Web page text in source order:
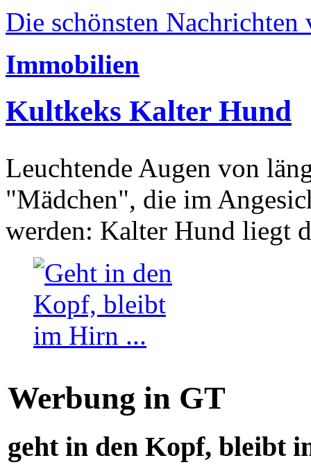
Die schönsten Nachrichten
Immobilien
Kultkeks Kalter Hund
Leuchtende Augen von
"Mädchen", die im
werden: Kalter Hund liegt
Werbung in GT
geht in den Kopf, bleibt